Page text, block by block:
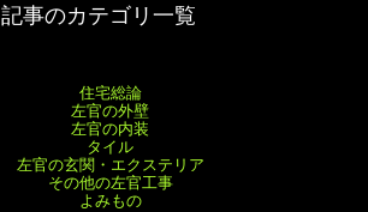
記事のカテゴリ一覧
住宅総論
左官の外壁
左官の内装
タイル
左官の玄関・エクステリア
その他の左官工事
よみもの